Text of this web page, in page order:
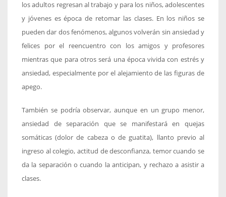
los adultos regresan al trabajo y para los niños, adolescentes
y jóvenes es época de retomar las clases. En los niños se
pueden dar dos fenómenos, algunos volverán sin ansiedad y
felices por el reencuentro con los amigos y profesores
mientras que para otros será una época vivida con estrés y
ansiedad, especialmente por el alejamiento de las figuras de
apego.
También se podría observar, aunque en un grupo menor,
ansiedad de separación que se manifestará en quejas
somáticas (dolor de cabeza o de guatita), llanto previo al
ingreso al colegio, actitud de desconfianza, temor cuando se
da la separación o cuando la anticipan, y rechazo a asistir a
clases.